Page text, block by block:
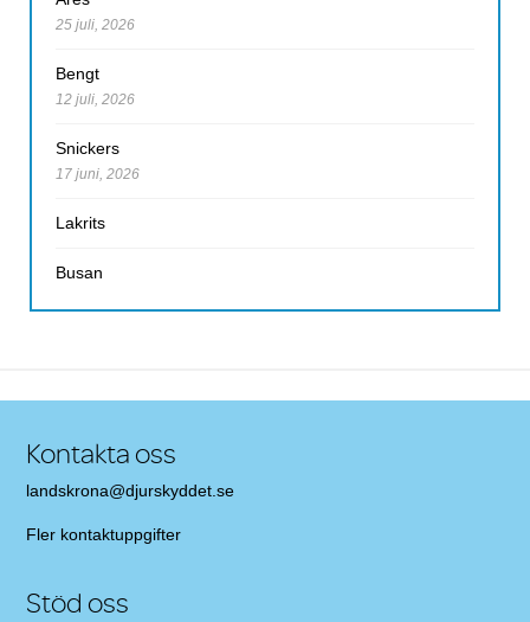
25 juli, 2026
Bengt
12 juli, 2026
Snickers
17 juni, 2026
Lakrits
Busan
Kontakta oss
landskrona@djurskyddet.se
Fler kontaktuppgifter
Stöd oss